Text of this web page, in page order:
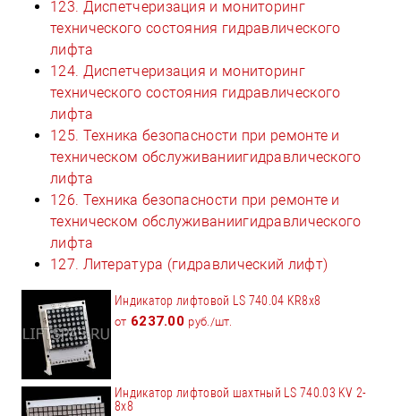
123. Диспетчеризация и мониторинг
технического состояния гидравлического
лифта
124. Диспетчеризация и мониторинг
технического состояния гидравлического
лифта
125. Техника безопасности при ремонте и
техническом обслуживаниигидравлического
лифта
126. Техника безопасности при ремонте и
техническом обслуживаниигидравлического
лифта
127. Литература (гидравлический лифт)
Индикатор лифтовой LS 740.04 KR8x8
от 6237.00 руб./шт.
Индикатор лифтовой шахтный LS 740.03 KV 2-
8x8